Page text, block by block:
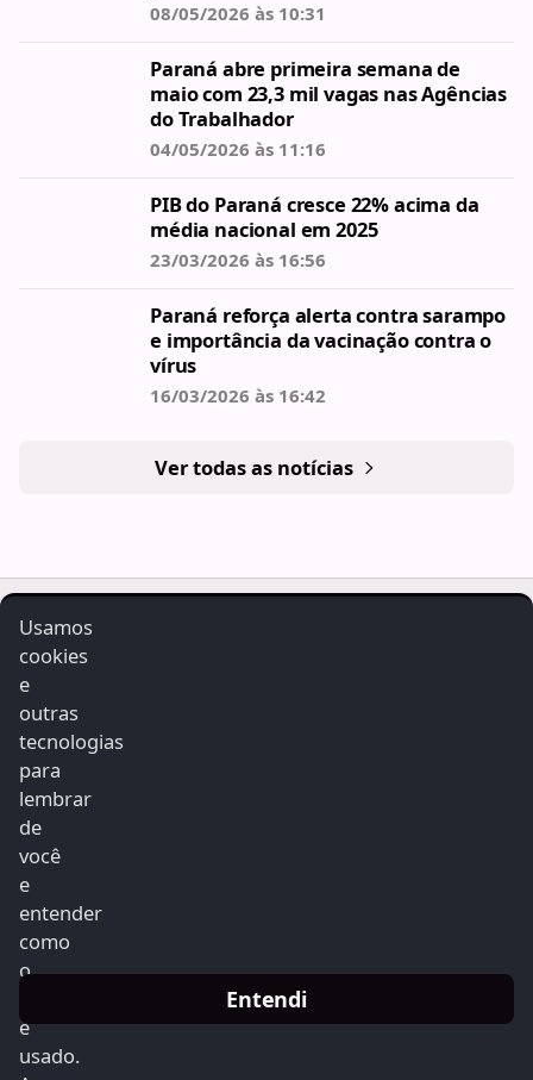
08/05/2026 às 10:31
Paraná abre primeira semana de
maio com 23,3 mil vagas nas Agências
do Trabalhador
04/05/2026 às 11:16
PIB do Paraná cresce 22% acima da
média nacional em 2025
23/03/2026 às 16:56
Paraná reforça alerta contra sarampo
e importância da vacinação contra o
vírus
16/03/2026 às 16:42
Ver todas as notícias
Usamos
cookies
e
outras
tecnologias
para
lembrar
de
você
e
entender
como
o
é
usado.
Entendi
Radiosaomiguelfm
Radiosaomiguelfm
Home
Álbuns
Contato
Locutores
Notícias
Programação